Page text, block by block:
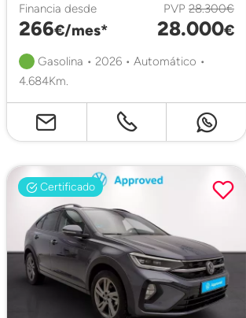
Financia desde
266€/mes*
PVP 28.300€
28.000€
Gasolina • 2026 • Automático •
4.684Km.
Certificado